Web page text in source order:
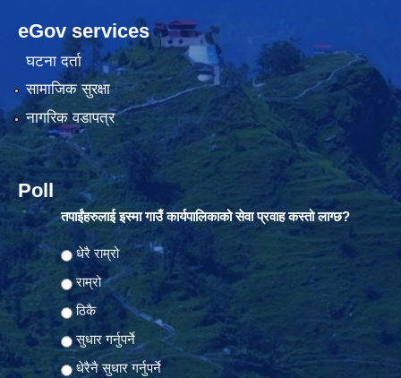
eGov services
घटना दर्ता
सामाजिक सुरक्षा
नागरिक वडापत्र
Poll
तपाईंहरुलाई इस्मा गाउँ कार्यपालिकाको सेवा प्रवाह कस्तो लाग्छ?
Choices
धेरै राम्रो
राम्रो
ठिकै
सुधार गर्नुपर्ने
धेरैनै सुधार गर्नुपर्ने